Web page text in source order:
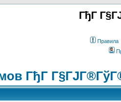
ГђГ
Правила
ГђГ